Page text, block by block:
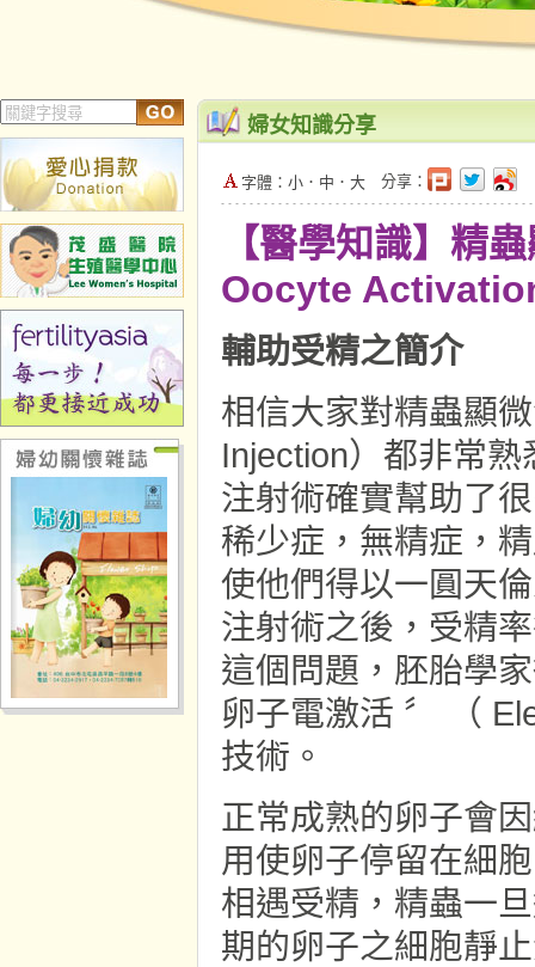
婦女知識分享
字體： 小 ． 中 ． 大 分享：
【醫學知識】精
Oocyte
輔助受精之簡介
相信大家對精蟲顯
Injection）都非常
注射術確實幫助了
稀少症，無精症，
使他們得以一圓天
注射術之後，受精
這個問題，胚胎學
卵子電激活 〞 （
技術。
正常成熟的卵子會
用使卵子停留在細
相遇受精，精蟲一
期的卵子之細胞靜